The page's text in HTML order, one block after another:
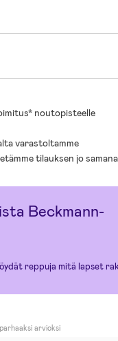
noutopisteelle
varastoltamme
tilauksen jo
Beckmann-
reppuja mitä lapset
arvioksi